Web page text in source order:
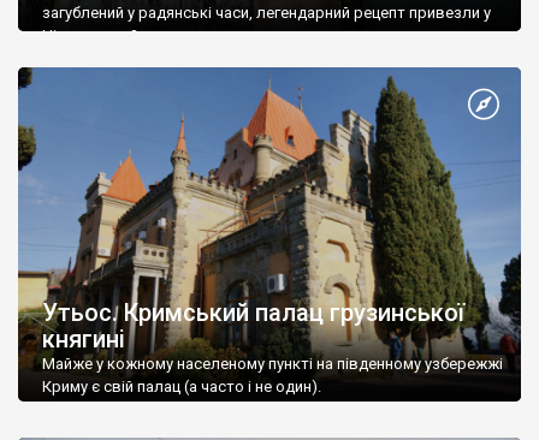
загублений у радянські часи, легендарний рецепт привезли у
Ніжин греки?
Утьос. Кримський палац грузинської
княгині
Майже у кожному населеному пункті на південному узбережжі
Криму є свій палац (а часто і не один).